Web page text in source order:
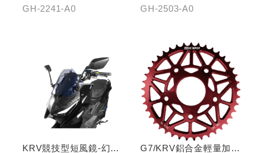
GH-2241-A0
車紀錄器
GH-2503-A0
KRV競技型短風鏡-幻彩 G7/KRV鋁合金輕量加大